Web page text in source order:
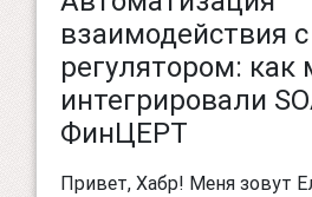
взаимодействия с
регулятором: как
интегрировали
ФинЦЕРТ
Привет, Хабр! Меня зовут